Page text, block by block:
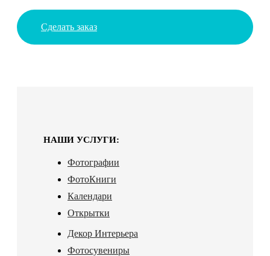
Сделать заказ
НАШИ УСЛУГИ:
Фотографии
ФотоКниги
Календари
Открытки
Декор Интерьера
Фотосувениры